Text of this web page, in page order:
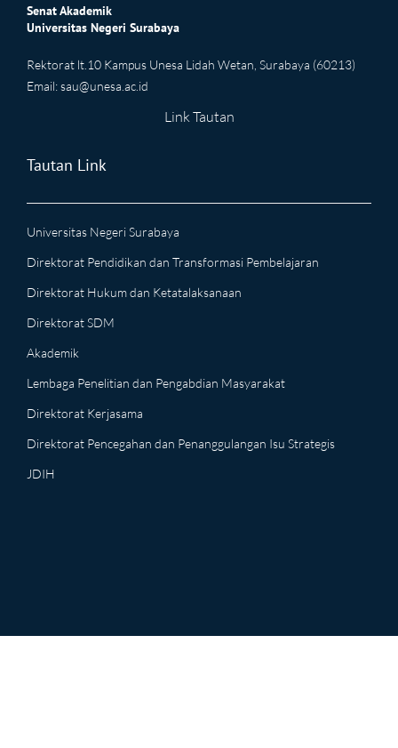
Senat Akademik
Universitas Negeri Surabaya
Rektorat lt.10 Kampus Unesa Lidah Wetan, Surabaya (60213)
Email:sau@unesa.ac.id
Link Tautan
Tautan Link
Universitas Negeri Surabaya
Direktorat Pendidikan dan Transformasi Pembelajaran
Direktorat Hukum dan Ketatalaksanaan
Direktorat SDM
Akademik
Lembaga Penelitian dan Pengabdian Masyarakat
Direktorat Kerjasama
Direktorat Pencegahan dan Penanggulangan Isu Strategis
JDIH